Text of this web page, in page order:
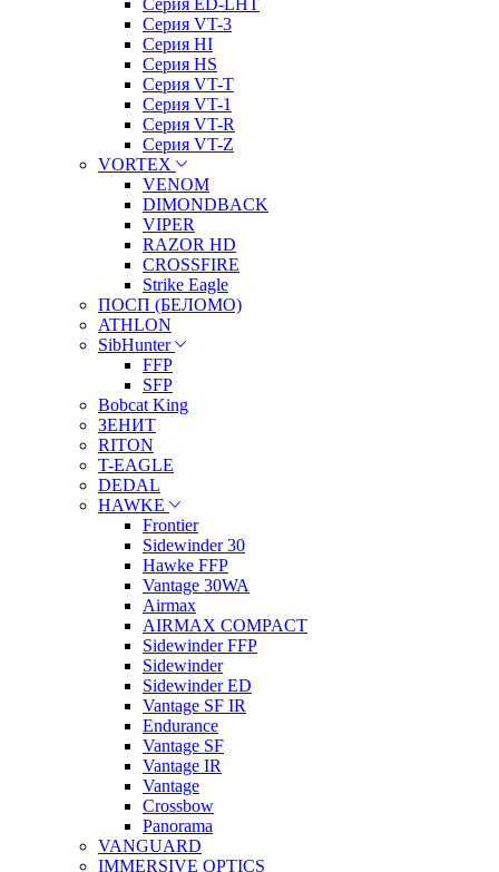
Серия ED-LHT
Серия VT-3
Серия HI
Серия HS
Серия VT-T
Серия VT-1
Серия VT-R
Серия VT-Z
VORTEX
VENOM
DIMONDBACK
VIPER
RAZOR HD
CROSSFIRE
Strike Eagle
ПОСП (БЕЛОМО)
ATHLON
SibHunter
FFP
SFP
Bobcat King
ЗЕНИТ
RITON
T-EAGLE
DEDAL
HAWKE
Frontier
Sidewinder 30
Hawke FFP
Vantage 30WA
Airmax
AIRMAX COMPACT
Sidewinder FFP
Sidewinder
Sidewinder ED
Vantage SF IR
Endurance
Vantage SF
Vantage IR
Vantage
Crossbow
Panorama
VANGUARD
IMMERSIVE OPTICS